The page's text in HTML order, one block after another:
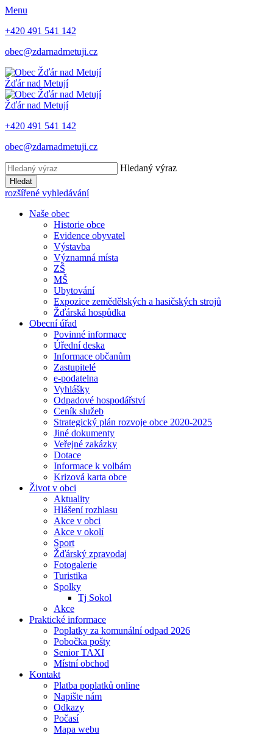
Menu
+420 491 541 142
obec@zdarnadmetuji.cz
Žďár nad Metují
Žďár nad Metují
+420 491 541 142
obec@zdarnadmetuji.cz
Hledaný výraz
Hledat
rozšířené vyhledávání
Naše obec
Historie obce
Evidence obyvatel
Výstavba
Významná místa
ZŠ
MŠ
Ubytování
Expozice zemědělských a hasičských strojů
Žďárská hospůdka
Obecní úřad
Povinné informace
Úřední deska
Informace občanům
Zastupitelé
e-podatelna
Vyhlášky
Odpadové hospodářství
Ceník služeb
Strategický plán rozvoje obce 2020-2025
Jiné dokumenty
Veřejné zakázky
Dotace
Informace k volbám
Krizová karta obce
Život v obci
Aktuality
Hlášení rozhlasu
Akce v obci
Akce v okolí
Sport
Žďárský zpravodaj
Fotogalerie
Turistika
Spolky
Tj Sokol
Akce
Praktické informace
Poplatky za komunální odpad 2026
Pobočka pošty
Senior TAXI
Místní obchod
Kontakt
Platba poplatků online
Napište nám
Odkazy
Počasí
Mapa webu